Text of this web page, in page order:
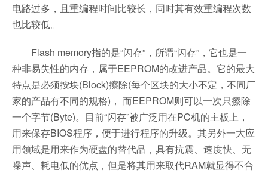
电路过多，且重编程时间比较长，同时其有效重编程次数
也比较低。
Flash memory指的是“闪存”，所谓“闪存”，它也是一
种非易失性的内存，属于EEPROM的改进产品。它的最大
特点是必须按块(Block)擦除(每个区块的大小不定，不同厂
家的产品有不同的规格)， 而EEPROM则可以一次只擦除
一个字节(Byte)。目前“闪存”被广泛用在PC机的主板上，
用来保存BIOS程序，便于进行程序的升级。其另外一大应
用领域是用来作为硬盘的替代品，具有抗震、速度快、无
噪声、耗电低的优点，但是将其用来取代RAM就显得不合